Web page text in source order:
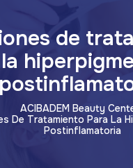
de
ACIBADEM Beauty
De Tratamiento Para La
Postinflamatoria